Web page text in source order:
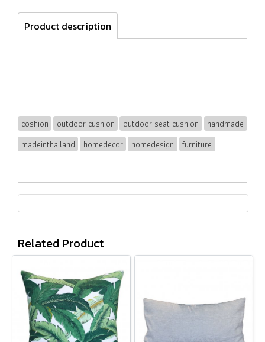
Product description
coshion outdoor cushion outdoor seat cushion
handmade
madeinthailand
homedecor homedesign furniture
Related Product